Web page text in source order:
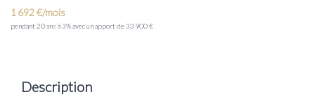
Intranet
1 692 €/mois
pendant 20 ans à 3% avec un apport de 33 900 €
Description